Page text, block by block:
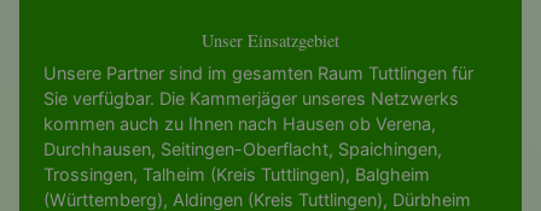
Unser Einsatzgebiet
Unsere Partner sind im gesamten Raum Tuttlingen für
Sie verfügbar. Die Kammerjäger unseres Netzwerks
kommen auch zu Ihnen nach Hausen ob Verena,
Durchhausen, Seitingen-Oberflacht, Spaichingen,
Trossingen, Talheim (Kreis Tuttlingen), Balgheim
(Württemberg), Aldingen (Kreis Tuttlingen), Dürbheim